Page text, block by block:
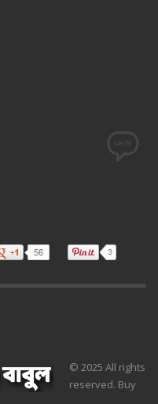
© 2025 All rights
reserved. Buy